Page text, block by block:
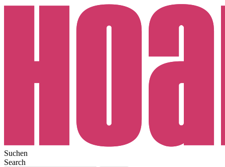
Suchen
Search